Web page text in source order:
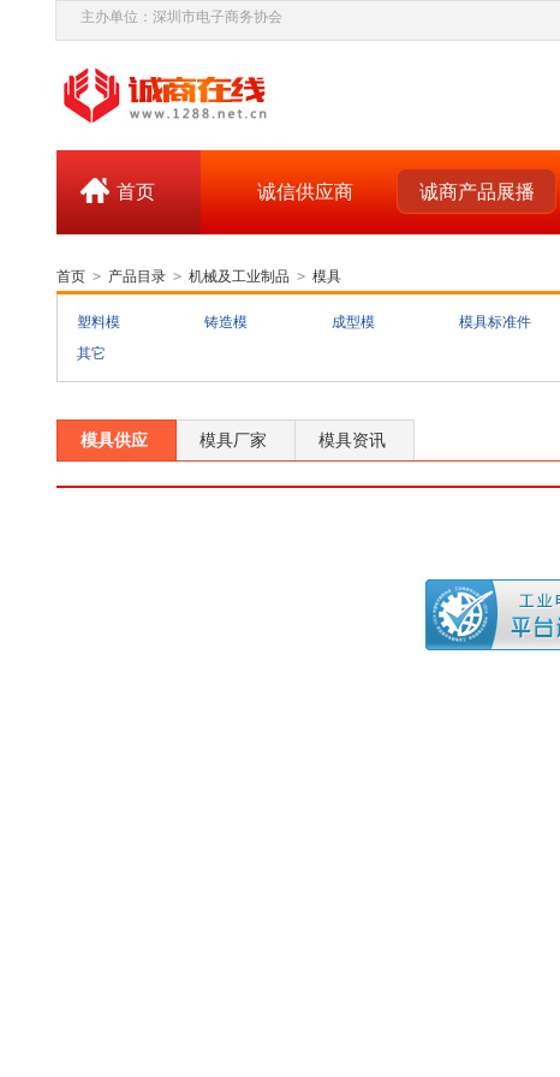
主办单位：深圳市电子商务协会
首页 诚信供应商 诚商产品展播
首页 > 产品目录 > 机械及工业制品 > 模具
塑料模 铸造模 成型模 模具标准件
其它
模具供应 模具厂家 模具资讯